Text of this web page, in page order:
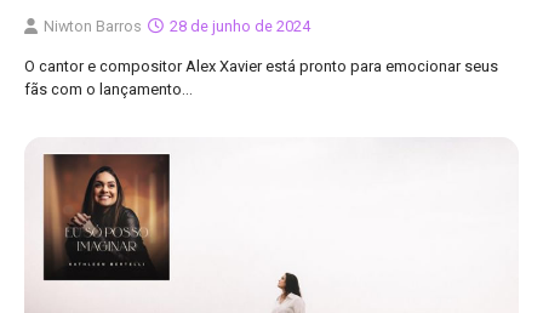
Niwton Barros 28 de junho de 2024
O cantor e compositor Alex Xavier está pronto para emocionar seus
fãs com o lançamento…